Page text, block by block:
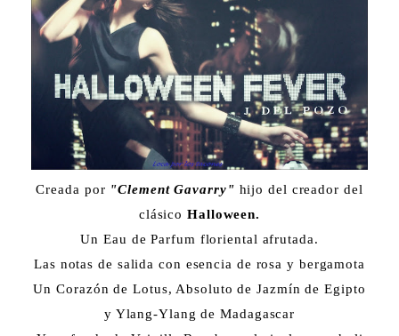
Creada por "Clement Gavarry" hijo del creador del
clásicoHalloween.
Un Eau de Parfum floriental afrutada.
Las notas de salida con esencia de rosa y bergamota
Un Corazón de Lotus, Absoluto de Jazmín de Egipto
y Ylang-Ylang de Madagascar